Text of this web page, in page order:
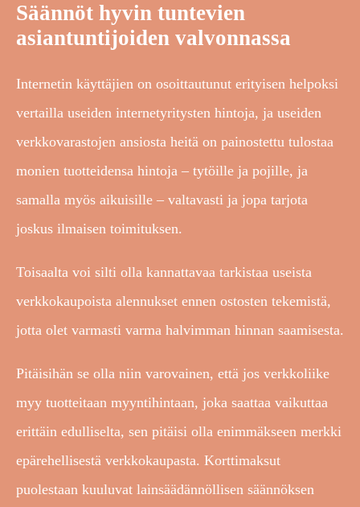
Säännöt hyvin tuntevien
asiantuntijoiden valvonnassa
Internetin käyttäjien on osoittautunut erityisen helpoksi
vertailla useiden internetyritysten hintoja, ja useiden
verkkovarastojen ansiosta heitä on painostettu tulostaa
monien tuotteidensa hintoja – tytöille ja pojille, ja
samalla myös aikuisille – valtavasti ja jopa tarjota
joskus ilmaisen toimituksen.
Toisaalta voi silti olla kannattavaa tarkistaa useista
verkkokaupoista alennukset ennen ostosten tekemistä,
jotta olet varmasti varma halvimman hinnan saamisesta.
Pitäisihän se olla niin varovainen, että jos verkkoliike
myy tuotteitaan myyntihintaan, joka saattaa vaikuttaa
erittäin edulliselta, sen pitäisi olla enimmäkseen merkki
epärehellisestä verkkokaupasta. Korttimaksut
puolestaan kuuluvat lainsäädännöllisen säännöksen